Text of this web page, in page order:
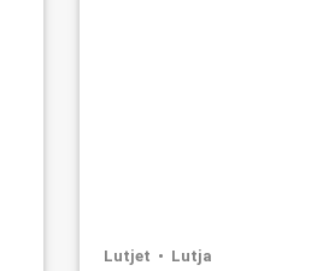
Lutjet Lutja